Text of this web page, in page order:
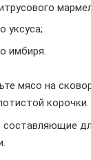
уксуса;
имбиря.
мясо на
корочки.
составляющие